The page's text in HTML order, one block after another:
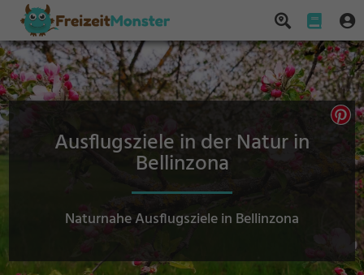
Ausflugsziele in der Natur in
Bellinzona
Naturnahe Ausflugsziele in Bellinzona